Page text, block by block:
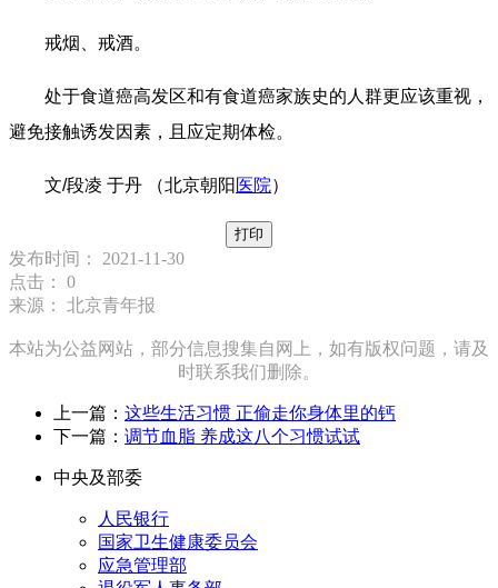
戒烟、戒酒。
处于食道癌高发区和有食道癌家族史的人群更应该重视，
避免接触诱发因素，且应定期体检。
文/段凌 于丹 （北京朝阳 医院）
打印
发布时间： 2021-11-30
点击： 0
来源： 北京青年报
本站为公益网站，部分信息搜集自网上，如有版权问题，请及
时联系我们删除。
上一篇： 这些生活习惯 正偷走你身体里的钙
下一篇： 调节血脂 养成这八个习惯试试
中央及部委
人民银行
国家卫生健康委员会
应急管理部